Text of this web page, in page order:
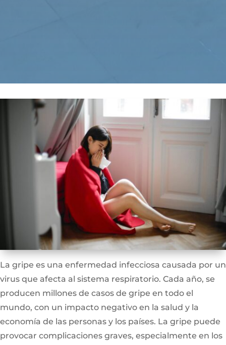
La gripe es una enfermedad infecciosa causada por un
virus que afecta al sistema respiratorio. Cada año, se
producen millones de casos de gripe en todo el
mundo, con un impacto negativo en la salud y la
economía de las personas y los países. La gripe puede
provocar complicaciones graves, especialmente en los